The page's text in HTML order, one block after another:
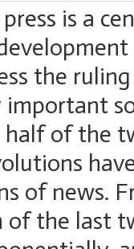
is a
the
important
half of the
of news.
the last